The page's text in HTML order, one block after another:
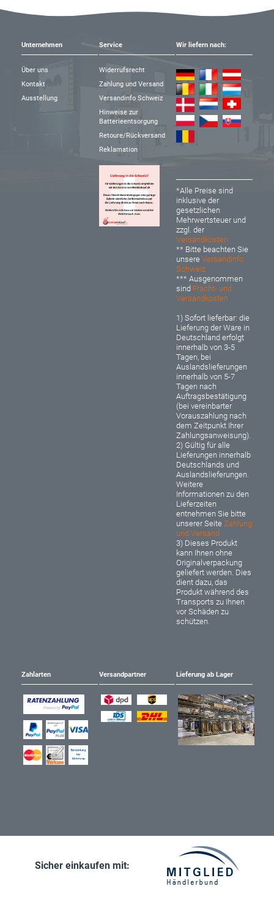
Unternehmen
Über uns
Kontakt
Ausstellung
Service
Widerrufsrecht
Zahlung und Versand
Versandinfo Schweiz
Hinweise zur
Batterieentsorgung
Retoure/Rückversand
Reklamation
Wir liefern nach:
*Alle Preise sind
inklusive der
gesetzlichen
Mehrwertsteuer und
zzgl. der
Versandkosten
** Bitte beachten Sie
unsereVersandinfo
Schweiz
*** Ausgenommen
sind Fracht- und
Versandkosten
1) Sofort lieferbar: die
Lieferung der Ware in
Deutschland erfolgt
innerhalb von 3-5
Tagen, bei
Auslandslieferungen
innerhalb von 5-7
Tagen nach
Auftragsbestätigung
(bei vereinbarter
Vorauszahlung nach
dem Zeitpunkt Ihrer
Zahlungsanweisung).
2) Gültig für alle
Lieferungen innerhalb
Deutschlands und
Auslandslieferungen.
Weitere
Informationen zu den
Lieferzeiten
entnehmen Sie bitte
unserer SeiteZahlung
und Versand
3) Dieses Produkt
kann Ihnen ohne
Originalverpackung
geliefert werden. Dies
dient dazu, das
Produkt während des
Transports zu Ihnen
vor Schäden zu
schützen.
Zahlarten Versandpartner Lieferung ab Lager
Sicher einkaufen mit: